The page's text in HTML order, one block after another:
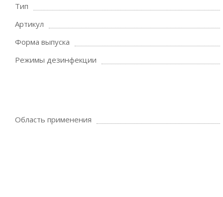
Тип
Артикул
Форма выпуска
Режимы дезинфекции
Область применения